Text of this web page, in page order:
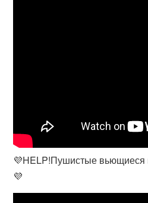
💜HELP!Пушистые вьющиеся
💜